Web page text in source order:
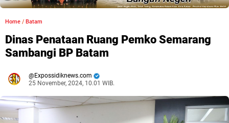
Home / Batam
Dinas Penataan Ruang Pemko Semarang
Sambangi BP Batam
Expossidiknews.com
25 November, 2024, 10.01 WIB.